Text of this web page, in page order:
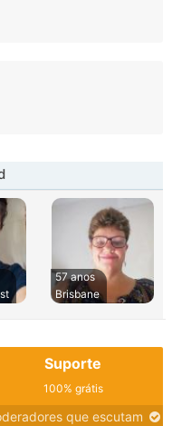
57 anos
Brisbane
Suporte
100% grátis
que escutam